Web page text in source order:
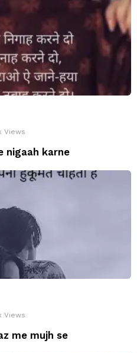
Views
nigaah karne
Views
me mujh se